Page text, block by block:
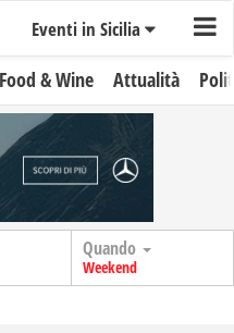
Eventi in Sicilia
Food & Wine Attualità
Quando
Weekend